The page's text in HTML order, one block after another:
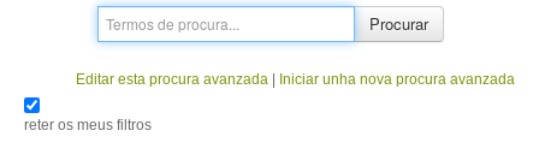
PRÉSTAMO Procurar
Editar esta procura avanzada Iniciar unha nova procura avanzada
reter os meus filtros